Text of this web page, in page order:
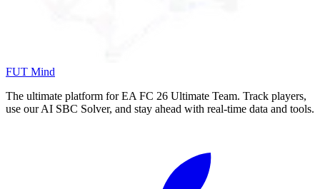
FUT Mind
The ultimate platform for EA FC 26 Ultimate Team. Track players,
use our AI SBC Solver, and stay ahead with real-time data and tools.